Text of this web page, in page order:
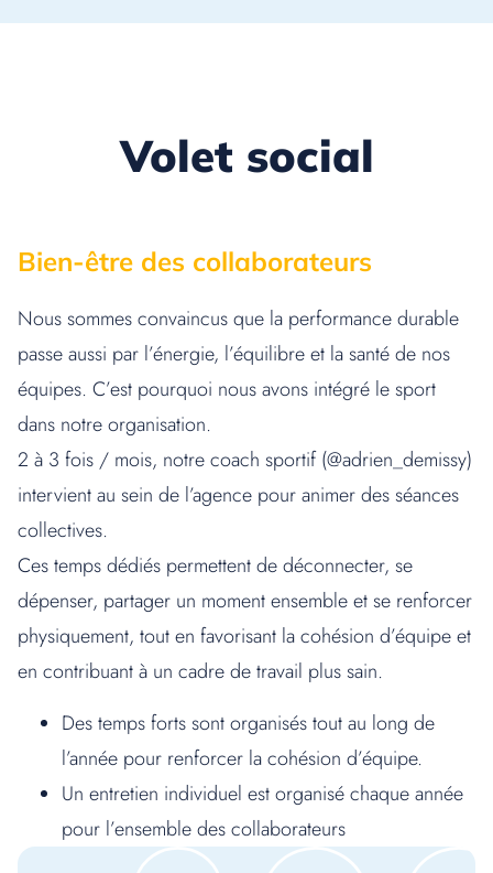
Volet social
Bien-être des collaborateurs
Nous sommes convaincus que la performance durable
passe aussi par l’énergie, l’équilibre et la santé de nos
équipes. C’est pourquoi nous avons intégré le sport
dans notre organisation.
2 à 3 fois / mois, notre coach sportif (@adrien_demissy)
intervient au sein de l’agence pour animer des séances
collectives.
Ces temps dédiés permettent de déconnecter, se
dépenser, partager un moment ensemble et se renforcer
physiquement, tout en favorisant la cohésion d’équipe et
en contribuant à un cadre de travail plus sain.
Des temps forts sont organisés tout au long de
l’année pour renforcer la cohésion d’équipe.
Un entretien individuel est organisé chaque année
pour l’ensemble des collaborateurs